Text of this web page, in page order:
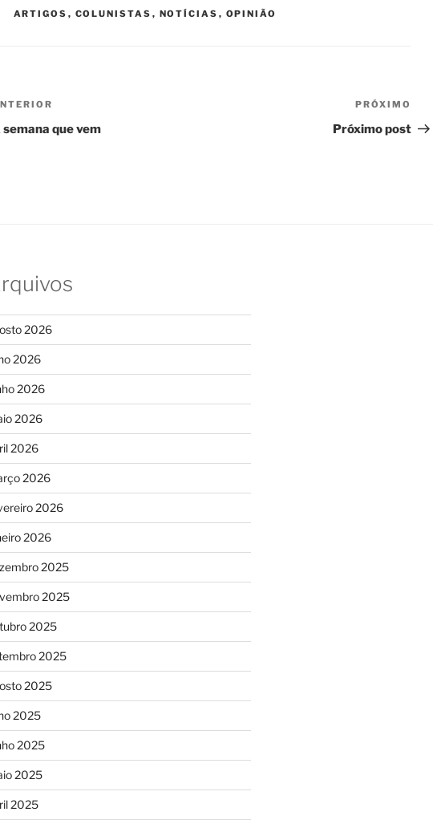
CATEGORIAS
ARTIGOS , COLUNISTAS , NOTÍCIAS , OPINIÃO
semana que vem
post
PRÓXIMO
Próximo post
2026
2026
2026
2026
2026
2026
2026
2026
2025
2025
2025
2025
2025
2025
2025
2025
2025